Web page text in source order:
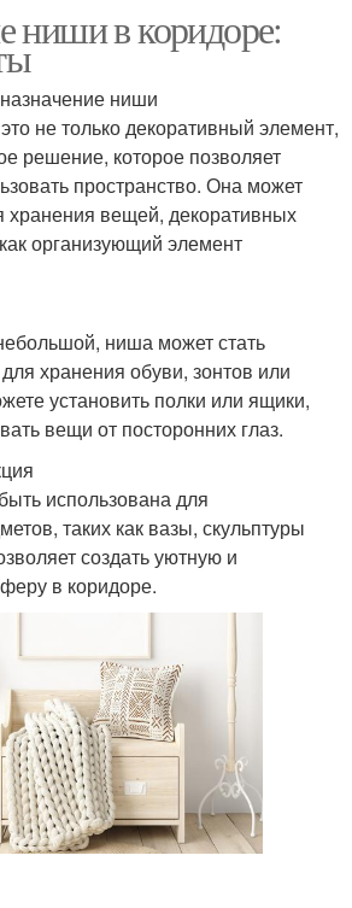
ниши в коридоре:
ниши
не только декоративный элемент,
решение, которое позволяет
пространство. Она может
хранения вещей, декоративных
организующий элемент
ниша может стать
хранения обуви, зонтов или
установить полки или ящики,
вещи от посторонних глаз.
использована для
таких как вазы, скульптуры
создать уютную и
в коридоре.